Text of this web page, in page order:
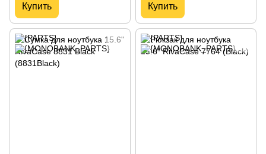
Купить Купить